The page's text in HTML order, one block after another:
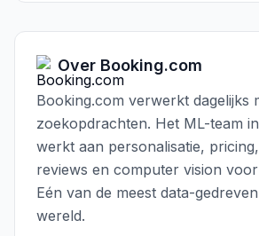
Over Booking.com
Booking.com verwerkt dagelijks
zoekopdrachten. Het ML-team
werkt aan personalisatie,
reviews en computer vision
Eén van de meest data-
wereld.